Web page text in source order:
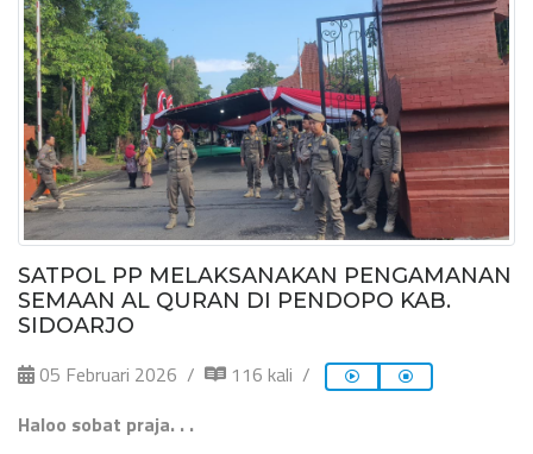
SATPOL PP MELAKSANAKAN PENGAMANAN
SEMAAN AL QURAN DI PENDOPO KAB.
SIDOARJO
05 Februari 2026
116 kali
Haloo sobat praja. . .